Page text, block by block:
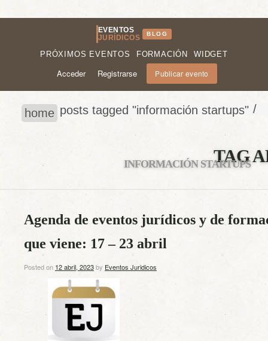
EVENTOS
JURÍDICOS
BLOG
PRÓXIMOS EVENTOS FORMACIÓN WIDGET
Acceder Registrarse Publicar evento
home /
posts tagged "información startups"
TAG
INFORMACIÓN STARTUPS
Agenda de eventos jurídicos y de
que viene: 17 – 23 abril
Posted on 12 abril, 2023by Eventos Juridicos